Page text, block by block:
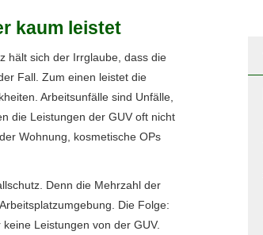
kaum leistet
hält sich der Irrglaube, dass die
Fall. Zum einen leistet die
Arbeitsunfälle sind Unfälle,
die Leistungen der GUV oft nicht
Wohnung, kosmetische OPs
Denn die Mehrzahl der
Die Folge:
Leistungen von der GUV.